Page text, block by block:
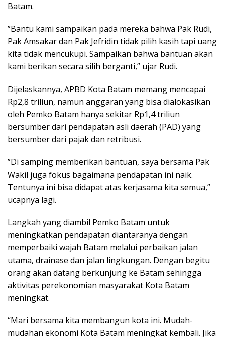
Batam.
”Bantu kami sampaikan pada mereka bahwa Pak Rudi,
Pak Amsakar dan Pak Jefridin tidak pilih kasih tapi uang
kita tidak mencukupi. Sampaikan bahwa bantuan akan
kami berikan secara silih berganti,” ujar Rudi.
Dijelaskannya, APBD Kota Batam memang mencapai
Rp2,8 triliun, namun anggaran yang bisa dialokasikan
oleh Pemko Batam hanya sekitar Rp1,4 triliun
bersumber dari pendapatan asli daerah (PAD) yang
bersumber dari pajak dan retribusi.
”Di samping memberikan bantuan, saya bersama Pak
Wakil juga fokus bagaimana pendapatan ini naik.
Tentunya ini bisa didapat atas kerjasama kita semua,”
ucapnya lagi.
Langkah yang diambil Pemko Batam untuk
meningkatkan pendapatan diantaranya dengan
memperbaiki wajah Batam melalui perbaikan jalan
utama, drainase dan jalan lingkungan. Dengan begitu
orang akan datang berkunjung ke Batam sehingga
aktivitas perekonomian masyarakat Kota Batam
meningkat.
“Mari bersama kita membangun kota ini. Mudah-
mudahan ekonomi Kota Batam meningkat kembali. Jika